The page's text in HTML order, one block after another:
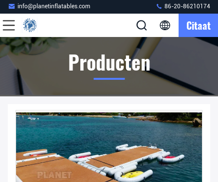
info@planetinflatables.com 86-20-86210174
Citaat
Producten